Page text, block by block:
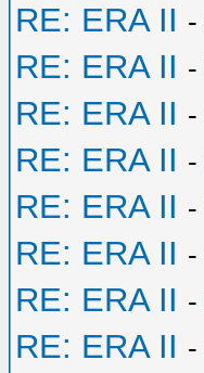
RE: ERA II -
RE: ERA II -
RE: ERA II -
RE: ERA II -
RE: ERA II -
RE: ERA II -
RE: ERA II -
RE: ERA II -